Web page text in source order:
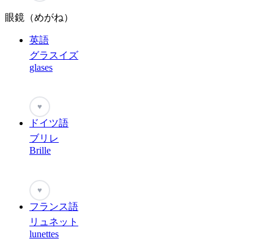
眼鏡（めがね）
英語
グラスイズ
glases
♥
ドイツ語
ブリレ
Brille
♥
フランス語
リュネット
lunettes